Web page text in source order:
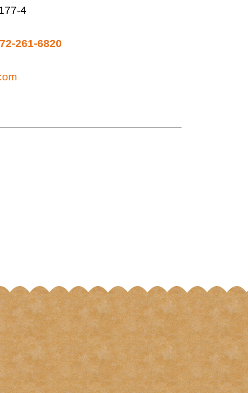
4
261-6820